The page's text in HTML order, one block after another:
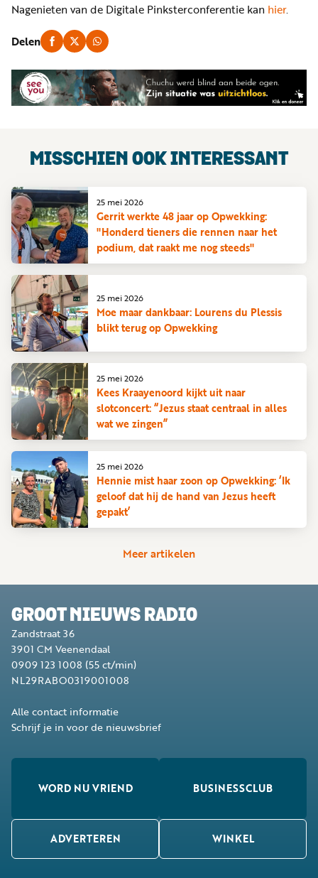
Nagenieten van de Digitale Pinksterconferentie kan hier.
Delen
MISSCHIEN OOK INTERESSANT
Gerrit werkte 48 jaar op Opwekking:
"Honderd tieners die rennen naar het
podium, dat raakt me nog steeds"
25 mei 2026
Moe maar dankbaar: Lourens du Plessis
blikt terug op Opwekking
25 mei 2026
Kees Kraayenoord kijkt uit naar
slotconcert: “Jezus staat centraal in alles
wat we zingen”
25 mei 2026
Hennie mist haar zoon op Opwekking: ‘Ik
geloof dat hij de hand van Jezus heeft
gepakt’
25 mei 2026
Meer artikelen
GROOT NIEUWS RADIO
Zandstraat 36
3901 CM Veenendaal
0909 123 1008 (55 ct/min)
NL29RABO0319001008
Alle contact informatie
Schrijf je in voor de nieuwsbrief
WORD NU VRIEND BUSINESSCLUB
ADVERTEREN WINKEL